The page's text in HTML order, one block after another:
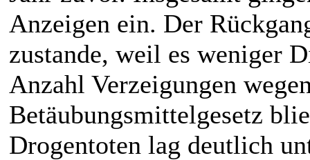
Anzeigen ein. Der
zustande, weil es weniger
Anzahl Verzeigungen
Betäubungsmittelgesetz
Drogentoten lag deutlich